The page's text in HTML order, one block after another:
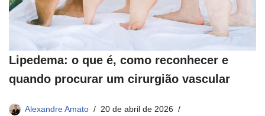
Lipedema: o que é, como reconhecer e
quando procurar um cirurgião vascular
Alexandre Amato
20 de abril de 2026